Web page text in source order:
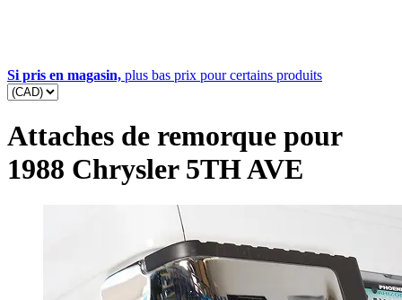
Si pris en magasin, plus bas prix pour certains produits
Attaches de remorque pour
1988 Chrysler 5TH AVE